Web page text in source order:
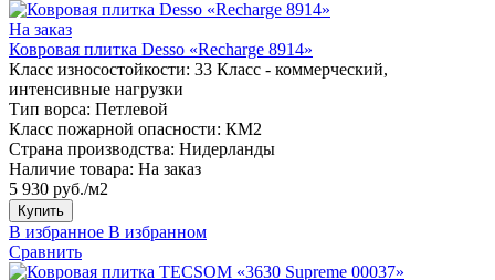
На заказ
Ковровая плитка Desso «Recharge 8914»
Класс износостойкости: 33 Класс - коммерческий,
интенсивные нагрузки
Тип ворса: Петлевой
Класс пожарной опасности: КМ2
Страна производства: Нидерланды
Наличие товара: На заказ
5 930 руб./м2
Купить
В избранное В избранном
Сравнить